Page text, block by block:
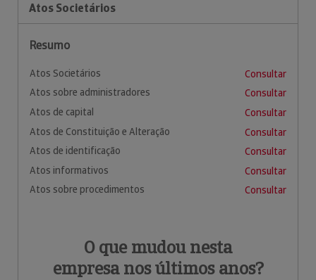
Atos Societários
Resumo
Atos Societários
Consultar
Atos sobre administradores
Consultar
Atos de capital
Consultar
Atos de Constituição e Alteração
Consultar
Atos de identificação
Consultar
Atos informativos
Consultar
Atos sobre procedimentos
Consultar
O que mudou nesta
empresa nos últimos anos?